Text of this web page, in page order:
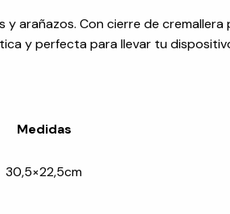
arañazos. Con cierre de
y perfecta para llevar tu
Medidas
30,5×22,5cm